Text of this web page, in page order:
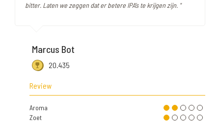
bitter. Laten we zeggen dat er betere IPA’s te krijgen zijn. "
Marcus Bot
20.435
Review
Aroma
Zoet